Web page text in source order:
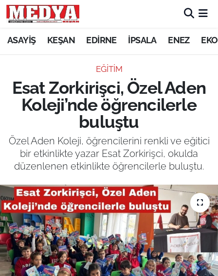
ASAYİŞ KEŞAN EDİRNE İPSALA ENEZ
EĞİTİM
Esat Zorkirişci, Özel Aden
Koleji’nde öğrencilerle
buluştu
Özel Aden Koleji, öğrencilerini renkli ve eğitici
bir etkinlikte yazar Esat Zorkirişci, okulda
düzenlenen etkinlikte öğrencilerle buluştu.
KEŞAN
ASAYİŞ
SİYASET
GÜNDEM
EKONOMİ
SAĞLIK
EĞİTİM
TARIM VE HAYVANCILIK
KÜLTÜR SANAT